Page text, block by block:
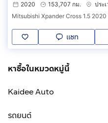
2020
153,707 กม.
ประ
Mitsubishi Xpander Cross 1.5
แชท
หาซื้อในหมวดหมู่นี้
Kaidee Auto
รถยนต์